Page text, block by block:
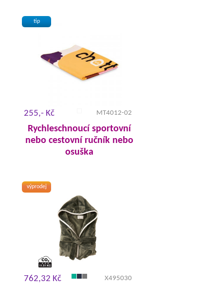
tip
255,- Kč MT4012-02
Rychleschnoucí sportovní
nebo cestovní ručník nebo
osuška
výprodej
762,32 Kč X495030